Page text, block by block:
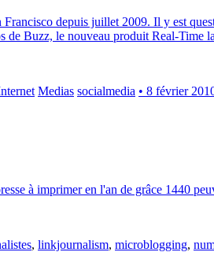
depuis juillet 2009. Il y est
de Buzz, le nouveau produit Real-Time
Medias socialmedia • 8 février
à imprimer en l'an de grâce 1440
, linkjournalism, microblogging,